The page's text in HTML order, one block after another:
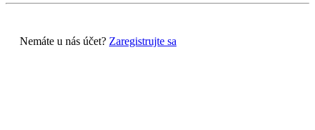
Nemáte u nás účet? Zaregistrujte sa